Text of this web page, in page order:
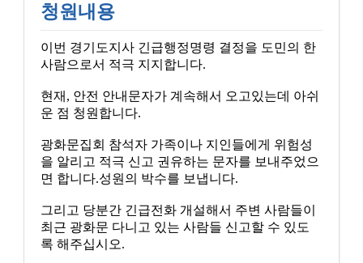
청원내용
이번 경기도지사 긴급행정명령 결정을 도민의 한
사람으로서 적극 지지합니다.
현재, 안전 안내문자가 계속해서 오고있는데 아쉬
운 점 청원합니다.
광화문집회 참석자 가족이나 지인들에게 위험성
을 알리고 적극 신고 권유하는 문자를 보내주었으
면 합니다.성원의 박수를 보냅니다.
그리고 당분간 긴급전화 개설해서 주변 사람들이
최근 광화문 다니고 있는 사람들 신고할 수 있도
록 해주십시오.